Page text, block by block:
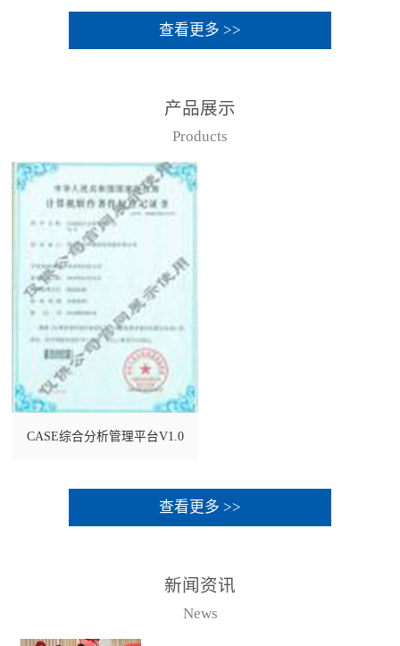
查看更多 >>
产品展示
Products
CASE综合分析管理平台V1.0
查看更多 >>
新闻资讯
News